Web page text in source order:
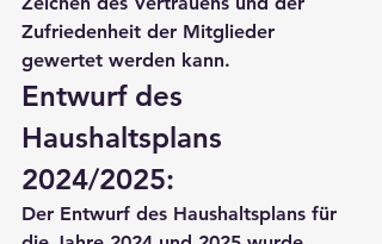
Zufriedenheit der Mitglieder
gewertet werden kann.
Entwurf des
Haushaltsplans
2024/2025:
Der Entwurf des Haushaltsplans für